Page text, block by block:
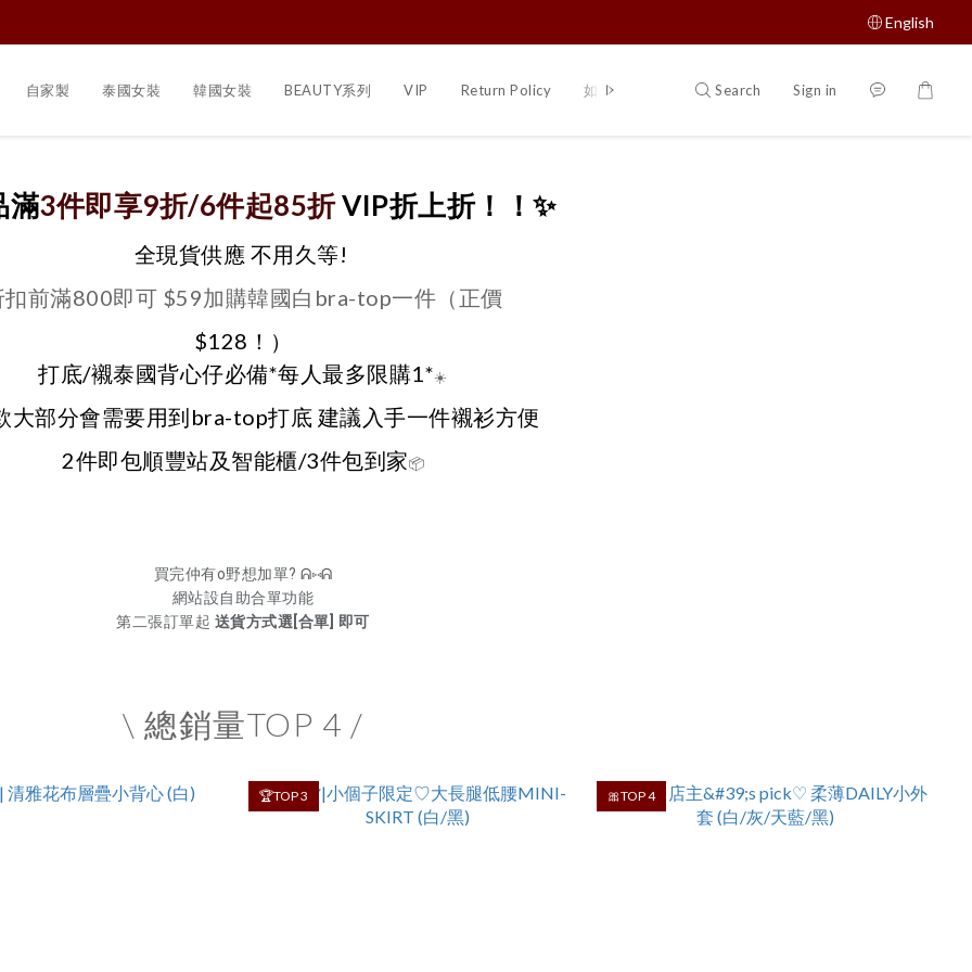
English
自家製 泰國女裝 韓國女裝 BEAUTY系列 VIP Return Policy 如何購買 Search Sign in
滿3件即享9折/6件起85折VIP折上折！！✨
全現貨供應 不用久等!
扣前滿800即可 $59加購韓國白bra-top一件（正價
$128！）
打底/襯泰國背心仔必備*每人最多限購1*☀️
大部分會需要用到bra-top打底 建議入手一件襯衫方便
2件即包順豐站及智能櫃/3件包到家📦
買完仲有o野想加單? ᕱ⑅ᕱ
網站設自助合單功能
第二張訂單起 送貨方式選[合單] 即可
\ 總銷量TOP 4 /
🏆TOP 3 🎀TOP 4